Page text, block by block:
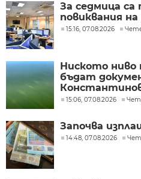
За седмица са
повиквания
15:16, 07.08.2026
Ниското ниво
бъдат
15:06, 07.08.2026
Започва
14:48, 07.08.2026